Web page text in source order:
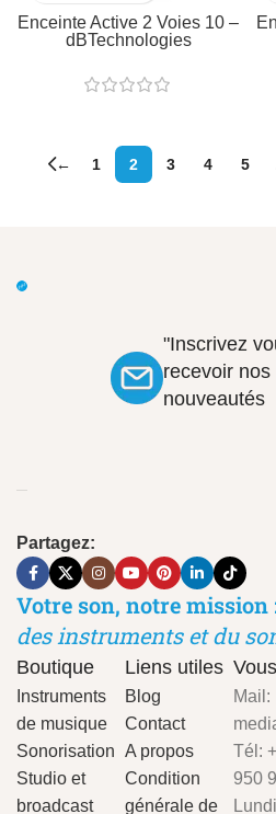
Enceinte Active 2 Voies 10 –
dBTechnologies
← 1 2 3 4 5
"Inscrivez
recevoir nos
nouveautés
Partagez:
Votre son, notre mission
des instruments et du
Boutique
Instruments
de musique
Sonorisation
Studio et
broadcast
Liens utiles
Blog
Contact
A propos
Condition
générale de
Mail:
Tél:
950